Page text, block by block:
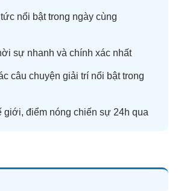
nổi bật trong ngày cùng
sự nhanh và chính xác nhất
câu chuyện giải trí nổi bật trong
giới, điểm nóng chiến sự 24h qua